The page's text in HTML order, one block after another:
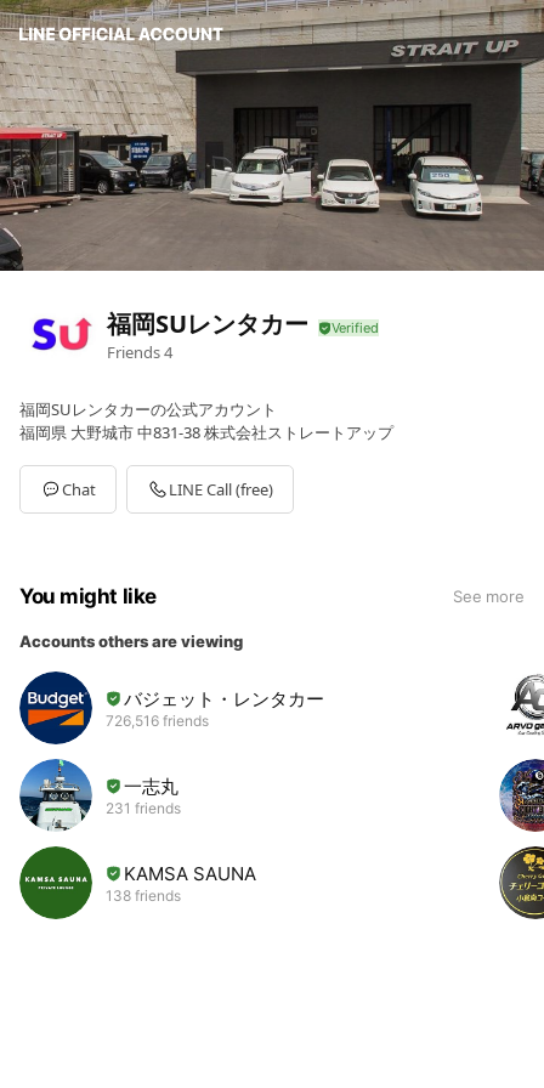
福岡SUレンタカー
Friends4
福岡SUレンタカーの公式アカウント
福岡県 大野城市 中831-38 株式会社ストレートアップ
Chat LINE Call (free)
You might like See more
Accounts others are viewing
バジェット・レンタカー
726,516 friends
一志丸
231 friends
KAMSA SAUNA
138 friends